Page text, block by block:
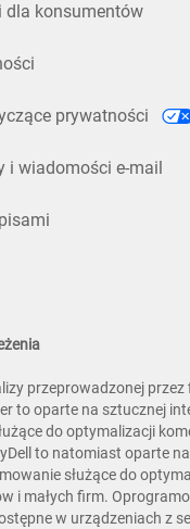
dla konsumentów
prywatności
i wiadomości e-mail
przeprowadzonej przez
to oparte na sztucznej
do optymalizacji
to natomiast oparte
służące do
i małych firm.
w urządzeniach z